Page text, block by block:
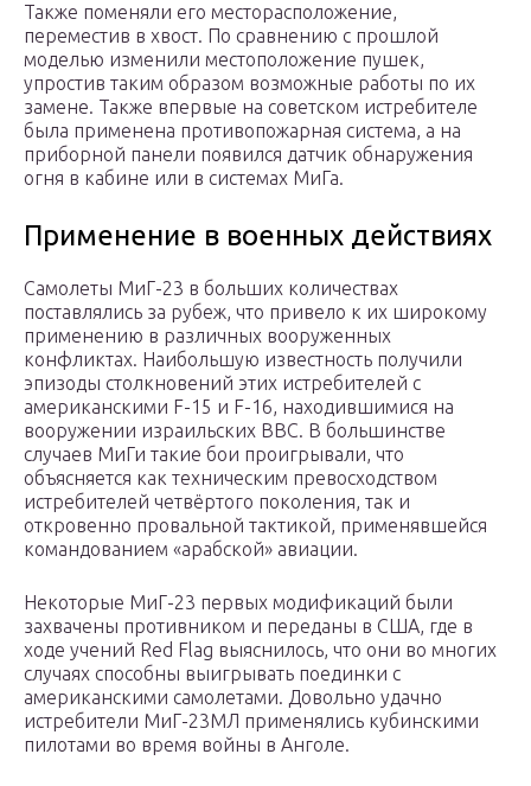
Также поменяли его месторасположение,
переместив в хвост. По сравнению с прошлой
моделью изменили местоположение пушек,
упростив таким образом возможные работы по их
замене. Также впервые на советском истребителе
была применена противопожарная система, а на
приборной панели появился датчик обнаружения
огня в кабине или в системах МиГа.
Применение в военных действиях
Самолеты МиГ-23 в больших количествах
поставлялись за рубеж, что привело к их широкому
применению в различных вооруженных
конфликтах. Наибольшую известность получили
эпизоды столкновений этих истребителей с
американскими F-15 и F-16, находившимися на
вооружении израильских ВВС. В большинстве
случаев МиГи такие бои проигрывали, что
объясняется как техническим превосходством
истребителей четвёртого поколения, так и
откровенно провальной тактикой, применявшейся
командованием «арабской» авиации.
Некоторые МиГ-23 первых модификаций были
захвачены противником и переданы в США, где в
ходе учений Red Flag выяснилось, что они во многих
случаях способны выигрывать поединки с
американскими самолетами. Довольно удачно
истребители МиГ-23МЛ применялись кубинскими
пилотами во время войны в Анголе.